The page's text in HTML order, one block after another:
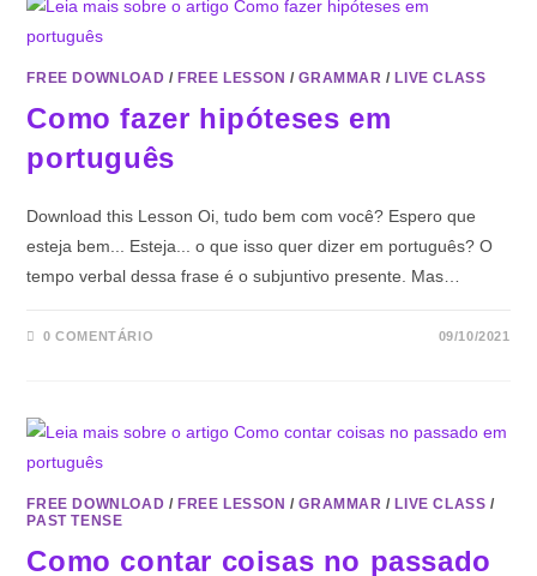
FREE DOWNLOAD /FREE LESSON /GRAMMAR /LIVE CLASS
Como fazer hipóteses em
português
Download this Lesson Oi, tudo bem com você? Espero que
esteja bem... Esteja... o que isso quer dizer em português? O
tempo verbal dessa frase é o subjuntivo presente. Mas…
0 COMENTÁRIO 09/10/2021
FREE DOWNLOAD /FREE LESSON /GRAMMAR /LIVE CLASS /
PAST TENSE
Como contar coisas no passado